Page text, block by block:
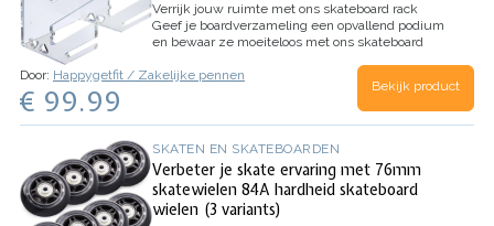
Verrijk jouw ruimte met ons skateboard rack
Geef je boardverzameling een opvallend podium
en bewaar ze moeiteloos met ons skateboard
perfecte harmonie tussen…
Door: Happygetfit / Zakelijke pennen
€ 99.99 Bekijk product
SKATEN EN SKATEBOARDEN
Verbeter je skate ervaring met 76mm
skatewielen 84A hardheid skateboard
wielen (3 variants)